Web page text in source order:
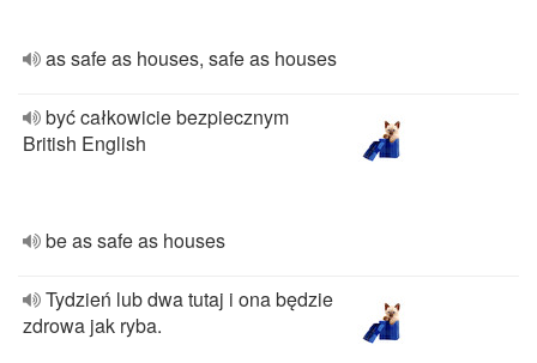
as safe as houses, safe as houses
być całkowicie bezpiecznym
British English
be as safe as houses
Tydzień lub dwa tutaj i ona będzie
zdrowa jak ryba.